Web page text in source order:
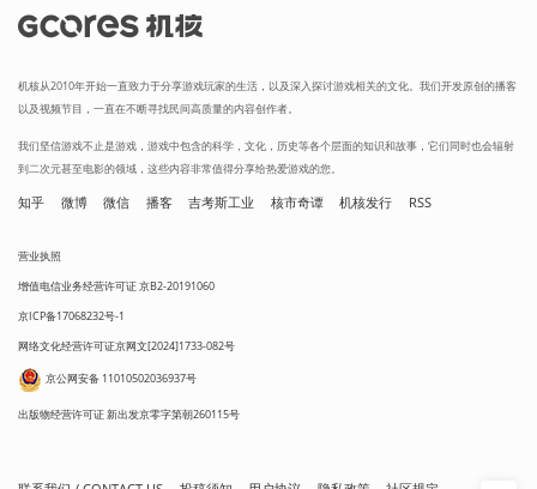
机核从2010年开始一直致力于分享游戏玩家的生活，以及深入探讨游戏相关的文化。我们开发原创的播客
以及视频节目，一直在不断寻找民间高质量的内容创作者。
我们坚信游戏不止是游戏，游戏中包含的科学，文化，历史等各个层面的知识和故事，它们同时也会辐射
到二次元甚至电影的领域，这些内容非常值得分享给热爱游戏的您。
知乎 微博 微信 播客 吉考斯工业 核市奇谭 机核发行 RSS
营业执照
增值电信业务经营许可证 京B2-20191060
京ICP备17068232号-1
网络文化经营许可证京网文[2024]1733-082号
京公网安备 11010502036937号
出版物经营许可证 新出发京零字第朝260115号